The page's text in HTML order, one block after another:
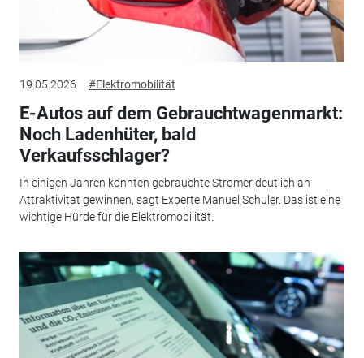
19.05.2026 #Elektromobilität
E-Autos auf dem Gebrauchtwagenmarkt:
Noch Ladenhüter, bald
Verkaufsschlager?
In einigen Jahren könnten gebrauchte Stromer deutlich an
Attraktivität gewinnen, sagt Experte Manuel Schuler. Das ist eine
wichtige Hürde für die Elektromobilität.